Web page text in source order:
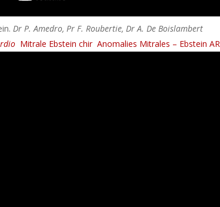
Dr P. Amedro, Pr F. Roubertie, Dr A. De Boislambert
Mitrale Ebstein chir Anomalies Mitrales – Ebstein AR